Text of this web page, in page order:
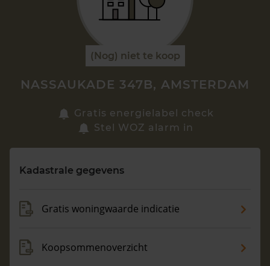
Zoek een woning
Maandag t/m vrijdag - 08:00 -18:00
(Nog) niet te koop
NASSAUKADE 347B, AMSTERDAM
Gratis energielabel check
Stel WOZ alarm in
Kadastrale gegevens
Gratis woningwaarde indicatie
Koopsommenoverzicht